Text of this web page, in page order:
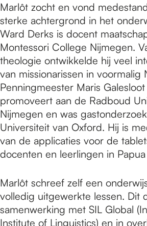
Marlôt zocht en vond
sterke achtergrond in het
Ward Derks is docent
Montessori College Nijmegen.
theologie ontwikkelde hij veel
van missionarissen in voormalig
Penningmeester Maris
promoveert aan de Radboud
Nijmegen en was
Universiteit van Oxford. Hij is
van de applicaties voor de
docenten en leerlingen in
Marlôt schreef zelf een
volledig uitgewerkte lessen. Dit
samenwerking met SIL Global
Institute of Linguistics) en in